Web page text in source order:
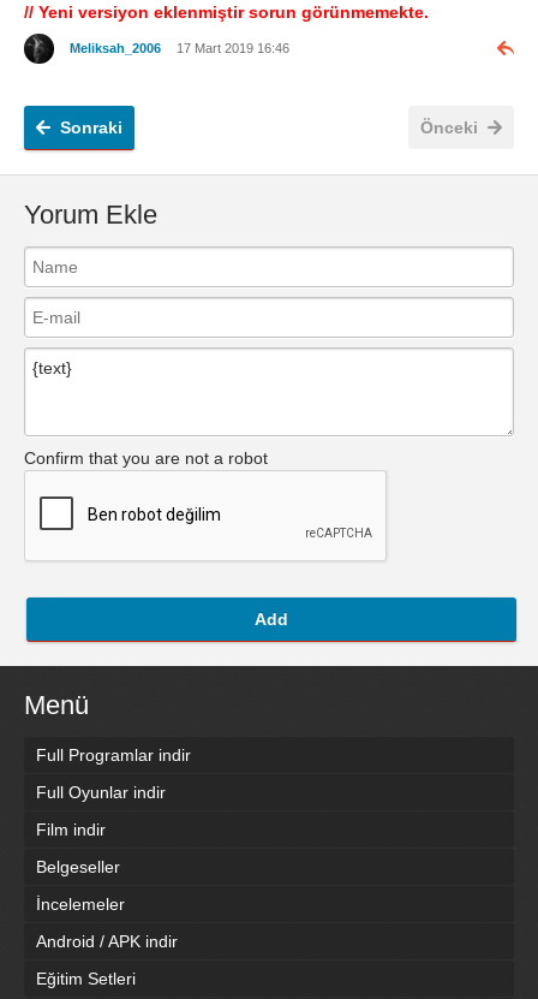
// Yeni versiyon eklenmiştir sorun görünmemekte.
Meliksah_2006 17 Mart 2019 16:46
Önceki
Sonraki
Yorum Ekle
Confirm that you are not a robot
Add
Menü
Full Programlar indir
Full Oyunlar indir
Film indir
Belgeseller
İncelemeler
Android / APK indir
Eğitim Setleri